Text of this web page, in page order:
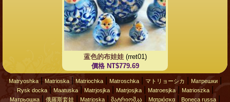
蓝色的布娃娃(rret01)
價格 NT$779.69
Matryoshka| Matrioska| Matriochka| Matroschka| マトリョーシカ Матрешки|
Rysk docka| Maatuska| Matrjosjka| Matrjosjka| Matroesjka| Matrioszka|
Матрьошка 俄羅斯套娃 Matrjoska მატრიოშკა Ματριόσκα Boneca russa